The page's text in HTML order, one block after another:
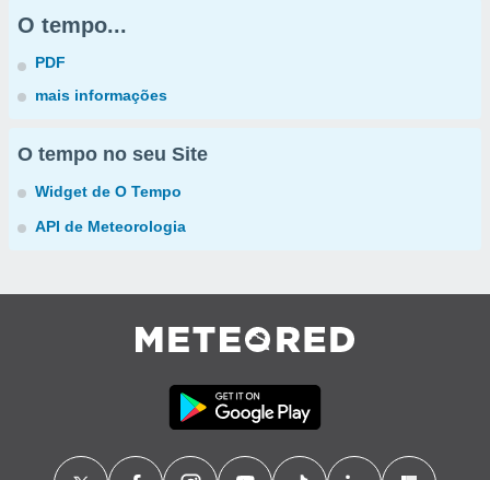
O tempo...
PDF
mais informações
O tempo no seu Site
Widget de O Tempo
API de Meteorologia